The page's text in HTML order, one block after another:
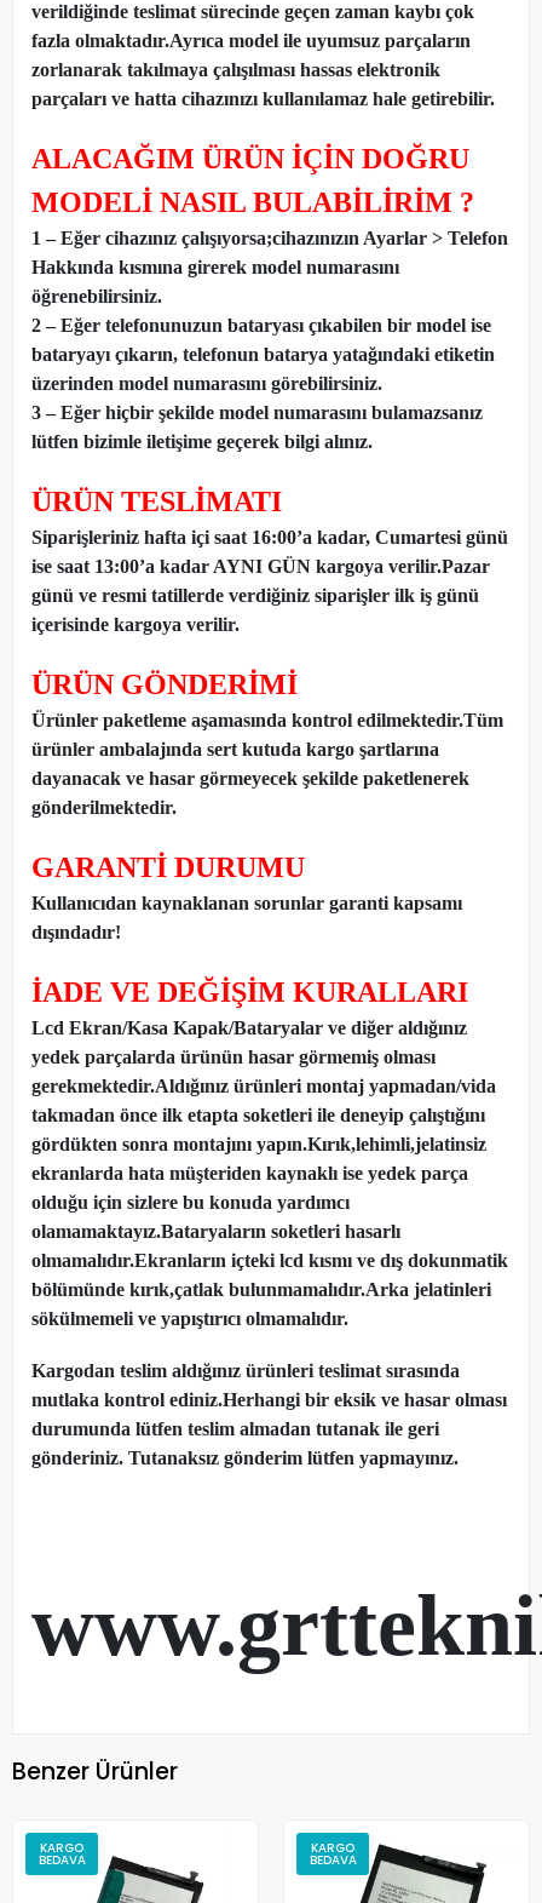
verildiğinde teslimat sürecinde geçen zaman kaybı çok
fazla olmaktadır.Ayrıca model ile uyumsuz parçaların
zorlanarak takılmaya çalışılması hassas elektronik
parçaları ve hatta cihazınızı kullanılamaz hale getirebilir.
ALACAĞIM ÜRÜN İÇİN DOĞRU
MODELİ NASIL BULABİLİRİM ?
1 – Eğer cihazınız çalışıyorsa;cihazınızın Ayarlar > Telefon
Hakkında kısmına girerek model numarasını
öğrenebilirsiniz.
2 – Eğer telefonunuzun bataryası çıkabilen bir model ise
bataryayı çıkarın, telefonun batarya yatağındaki etiketin
üzerinden model numarasını görebilirsiniz.
3 – Eğer hiçbir şekilde model numarasını bulamazsanız
lütfen bizimle iletişime geçerek bilgi alınız.
ÜRÜN TESLİMATI
Siparişleriniz hafta içi saat 16:00’a kadar, Cumartesi günü
ise saat 13:00’a kadar AYNI GÜN kargoya verilir.Pazar
günü ve resmi tatillerde verdiğiniz siparişler ilk iş günü
içerisinde kargoya verilir.
ÜRÜN GÖNDERİMİ
Ürünler paketleme aşamasında kontrol edilmektedir.Tüm
ürünler ambalajında sert kutuda kargo şartlarına
dayanacak ve hasar görmeyecek şekilde paketlenerek
gönderilmektedir.
GARANTİ DURUMU
Kullanıcıdan kaynaklanan sorunlar garanti kapsamı
dışındadır!
İADE VE DEĞİŞİM KURALLARI
Lcd Ekran/Kasa Kapak/Bataryalar ve diğer aldığınız
yedek parçalarda ürünün hasar görmemiş olması
gerekmektedir.Aldığınız ürünleri montaj yapmadan/vida
takmadan önce ilk etapta soketleri ile deneyip çalıştığını
gördükten sonra montajını yapın.Kırık,lehimli,jelatinsiz
ekranlarda hata müşteriden kaynaklı ise yedek parça
olduğu için sizlere bu konuda yardımcı
olamamaktayız.Bataryaların soketleri hasarlı
olmamalıdır.Ekranların içteki lcd kısmı ve dış dokunmatik
bölümünde kırık,çatlak bulunmamalıdır.Arka jelatinleri
sökülmemeli ve yapıştırıcı olmamalıdır.
Kargodan teslim aldığınız ürünleri teslimat sırasında
mutlaka kontrol ediniz.Herhangi bir eksik ve hasar olması
durumunda lütfen teslim almadan tutanak ile geri
gönderiniz. Tutanaksız gönderim lütfen yapmayınız.
Benzer Ürünler
KARGO
BEDAVA
KARGO
BEDAVA